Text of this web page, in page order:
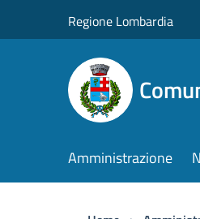
Regione Lombardia
Amministrazione